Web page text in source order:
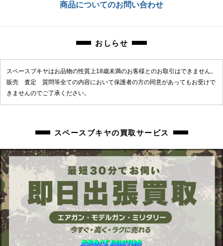
商品についてのお問い合わせ
おしらせ
スペースブキヤはお品物の性質上18歳未満のお客様とのお取引はできません。
販売 査定 質問等全ての内容において保護者の方の同意があってもお受けで
きませんのでご了承ください。
スペースブキヤの買取サービス